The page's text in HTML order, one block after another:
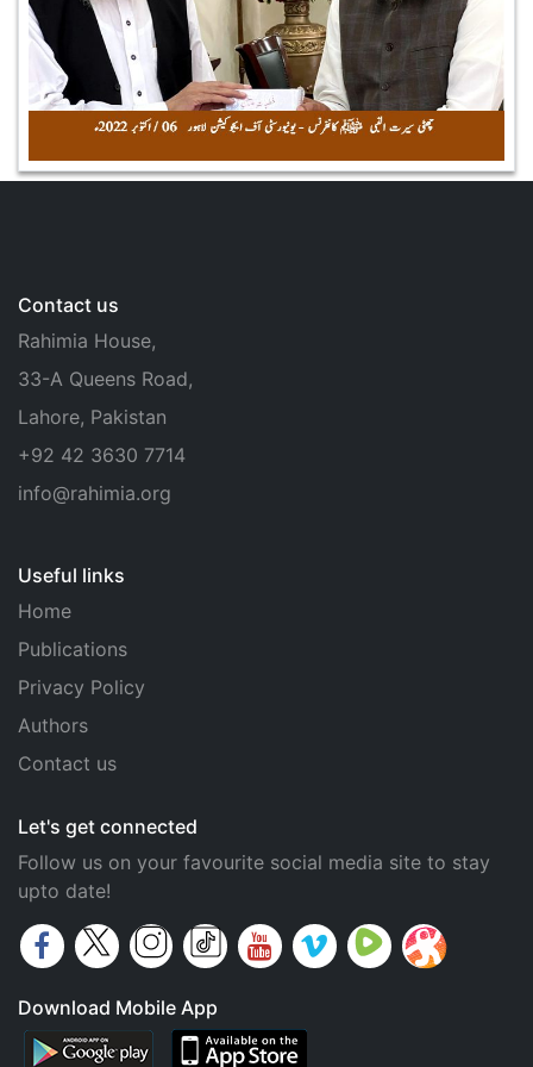
Contact us
Rahimia House,
33-A Queens Road,
Lahore, Pakistan
+92 42 3630 7714
info@rahimia.org
Useful links
Home
Publications
Privacy Policy
Authors
Contact us
Let's get connected
Follow us on your favourite social media site to stay
upto date!
Download Mobile App